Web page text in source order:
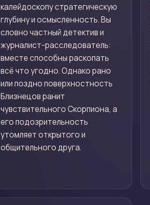
калейдоскопу стратегическую
глубину и осмысленность. Вы
словно частный детектив и
журналист-расследователь:
вместе способны раскопать
всё что угодно. Однако рано
или поздно поверхностность
Близнецов ранит
чувствительного Скорпиона, а
его подозрительность
утомляет открытого и
общительного друга.